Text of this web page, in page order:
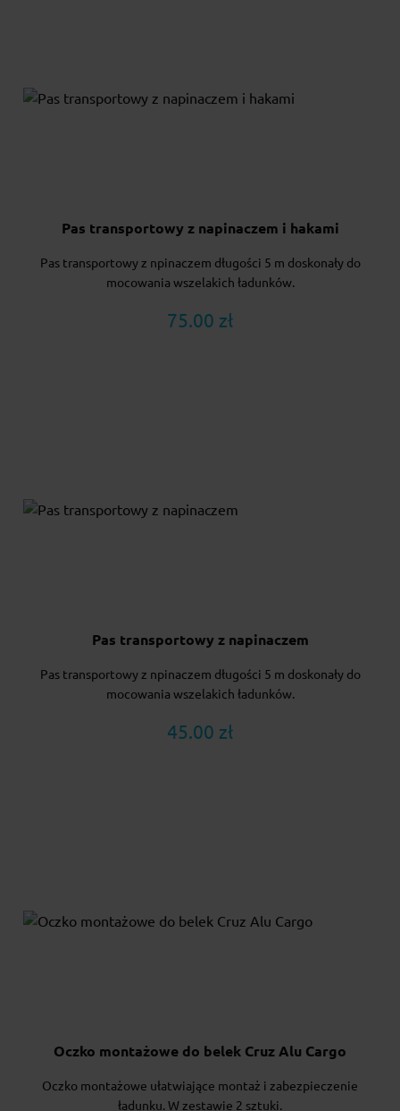
Pas transportowy z napinaczem i hakami
Pas transportowy z npinaczem długości 5 m doskonały do
mocowania wszelakich ładunków.
75.00 zł
Pas transportowy z napinaczem
Pas transportowy z npinaczem długości 5 m doskonały do
mocowania wszelakich ładunków.
45.00 zł
Oczko montażowe do belek Cruz Alu Cargo
Oczko montażowe ułatwiające montaż i zabezpieczenie
ładunku. W zestawie 2 sztuki.